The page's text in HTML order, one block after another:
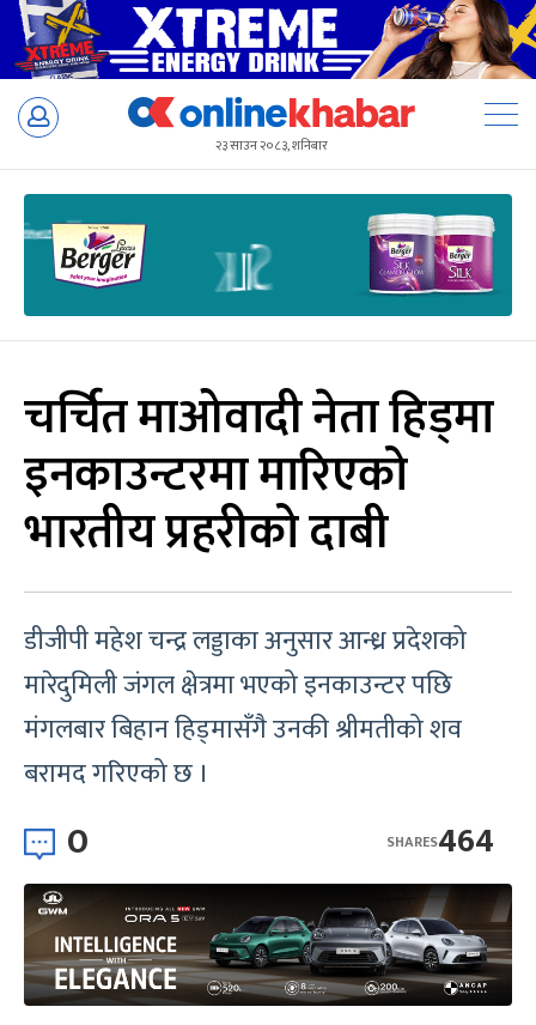
Skip
२३ साउन २०८३, शनिबार
चर्चित माओवादी नेता हिड्मा
इनकाउन्टरमा मारिएको
भारतीय प्रहरीको दाबी
डीजीपी महेश चन्द्र लड्डाका अनुसार आन्ध्र प्रदेशको
मारेदुमिली जंगल क्षेत्रमा भएको इनकाउन्टर पछि
मंगलबार बिहान हिड्मासँगै उनकी श्रीमतीको शव
बरामद गरिएको छ ।
0 464
SHARES